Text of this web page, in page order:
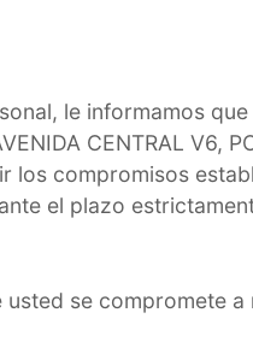
le informamos
CENTRAL V6,
los compromisos
el plazo
se compromete